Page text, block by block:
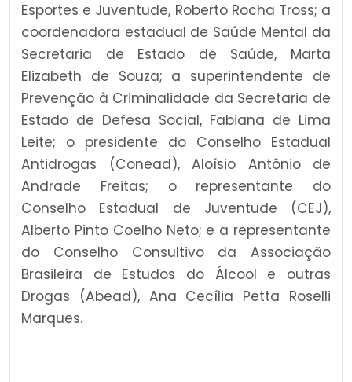
Esportes e Juventude, Roberto Rocha Tross; a
coordenadora estadual de Saúde Mental da
Secretaria de Estado de Saúde, Marta
Elizabeth de Souza; a superintendente de
Prevenção à Criminalidade da Secretaria de
Estado de Defesa Social, Fabiana de Lima
Leite; o presidente do Conselho Estadual
Antidrogas (Conead), Aloísio Antônio de
Andrade Freitas; o representante do
Conselho Estadual de Juventude (CEJ),
Alberto Pinto Coelho Neto; e a representante
do Conselho Consultivo da Associação
Brasileira de Estudos do Álcool e outras
Drogas (Abead), Ana Cecília Petta Roselli
Marques.